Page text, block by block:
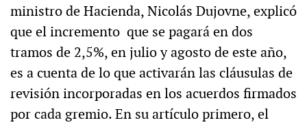
ministro de Hacienda, Nicolás Dujovne, explicó
que el incremento que se pagará en dos
tramos de 2,5%, en julio y agosto de este año,
es a cuenta de lo que activarán las cláusulas de
revisión incorporadas en los acuerdos firmados
por cada gremio. En su artículo primero, el